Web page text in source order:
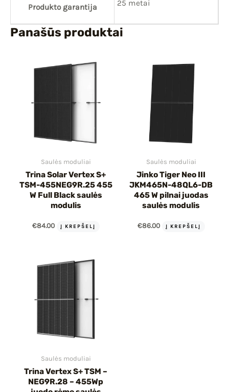
Produkto garantija 25 metai
Panašūs produktai
Saulės moduliai
Trina Solar Vertex S+
TSM-455NEG9R.25 455
W Full Black saulės
modulis
€84.00 Į KREPŠELĮ
Saulės moduliai
Jinko Tiger Neo III
JKM465N-48QL6-DB
465 W pilnai juodas
saulės modulis
€86.00 Į KREPŠELĮ
Saulės moduliai
Trina Vertex S+ TSM –
NEG9R.28 – 455Wp